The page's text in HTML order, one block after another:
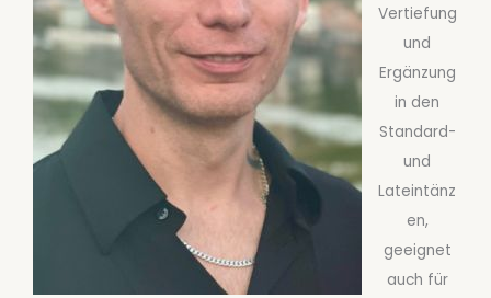
Vertiefung
und
Ergänzung
in den
Standard-
und
Lateintänz
en,
geeignet
auch für